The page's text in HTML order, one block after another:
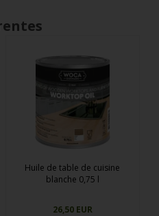
Huile de table de cuisine
blanche 0,75 l
26,50 EUR